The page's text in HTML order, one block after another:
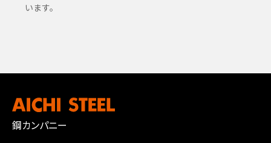
います。
鋼カンパニー